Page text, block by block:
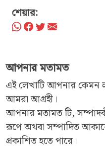
শেয়ার:
আপনার মতামত
এই লেখাটি আপনার
আমরা আগ্রহী।
আপনার মতামত টি,
রূপে অথবা সম্পাদিত
প্রকাশিত হতে পারে।